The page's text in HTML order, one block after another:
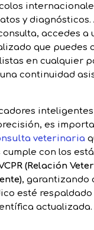
y diagnósticos.
accedes a
que puedes
en cualquier
continuidad
es
veterinaria
con los
(Relación
, garantizando
esté
actualizada.